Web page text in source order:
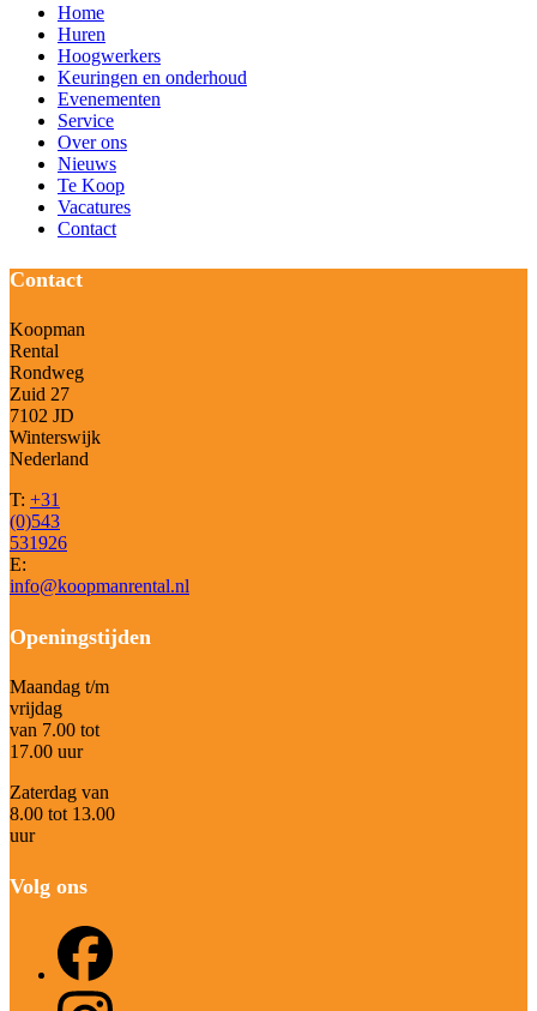
Home
Huren
Hoogwerkers
Keuringen en onderhoud
Evenementen
Service
Over ons
Nieuws
Te Koop
Vacatures
Contact
Contact
Koopman
Rental
Rondweg
Zuid 27
7102 JD
Winterswijk
Nederland
T: +31
(0)543
531926
E:
info@koopmanrental.nl
Openingstijden
Maandag t/m
vrijdag
van 7.00 tot
17.00 uur
Zaterdag van
8.00 tot 13.00
uur
Volg ons
Instagram